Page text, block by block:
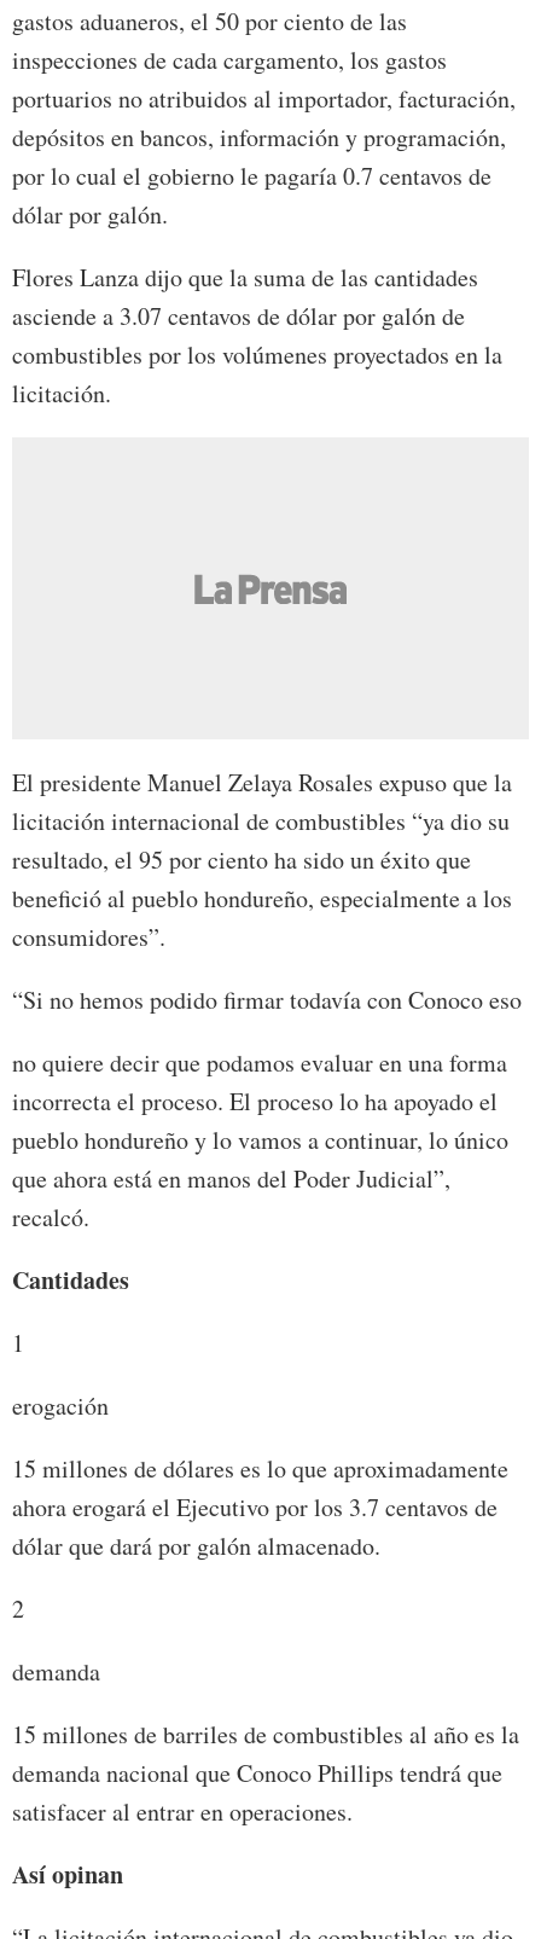
gastos aduaneros, el 50 por ciento de las
inspecciones de cada cargamento, los gastos
portuarios no atribuidos al importador, facturación,
depósitos en bancos, información y programación,
por lo cual el gobierno le pagaría 0.7 centavos de
dólar por galón.
Flores Lanza dijo que la suma de las cantidades
asciende a 3.07 centavos de dólar por galón de
combustibles por los volúmenes proyectados en la
licitación.
El presidente Manuel Zelaya Rosales expuso que la
licitación internacional de combustibles “ya dio su
resultado, el 95 por ciento ha sido un éxito que
benefició al pueblo hondureño, especialmente a los
consumidores”.
“Si no hemos podido firmar todavía con Conoco eso
no quiere decir que podamos evaluar en una forma
incorrecta el proceso. El proceso lo ha apoyado el
pueblo hondureño y lo vamos a continuar, lo único
que ahora está en manos del Poder Judicial”,
recalcó.
Cantidades
1
erogación
15 millones de dólares es lo que aproximadamente
ahora erogará el Ejecutivo por los 3.7 centavos de
dólar que dará por galón almacenado.
2
demanda
15 millones de barriles de combustibles al año es la
demanda nacional que Conoco Phillips tendrá que
satisfacer al entrar en operaciones.
Así opinan